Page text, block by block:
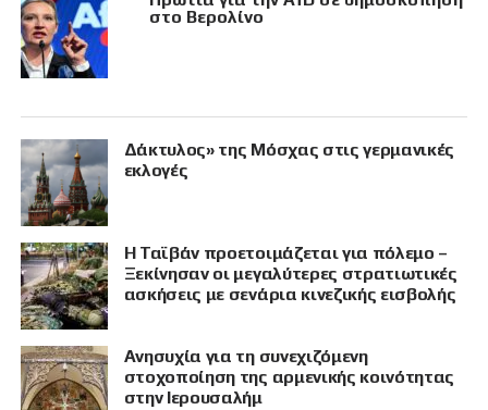
στο Βερολίνο
Δάκτυλος» της Μόσχας στις γερμανικές
εκλογές
Η Ταϊβάν προετοιμάζεται για πόλεμο –
Ξεκίνησαν οι μεγαλύτερες στρατιωτικές
ασκήσεις με σενάρια κινεζικής εισβολής
Ανησυχία για τη συνεχιζόμενη
στοχοποίηση της αρμενικής κοινότητας
στην Ιερουσαλήμ